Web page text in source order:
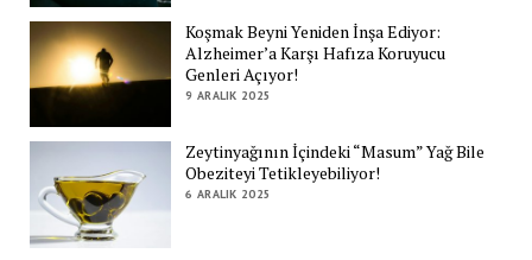
Koşmak Beyni Yeniden İnşa Ediyor:
Alzheimer’a Karşı Hafıza Koruyucu
Genleri Açıyor!
9 ARALIK 2025
Zeytinyağının İçindeki “Masum” Yağ Bile
Obeziteyi Tetikleyebiliyor!
6 ARALIK 2025